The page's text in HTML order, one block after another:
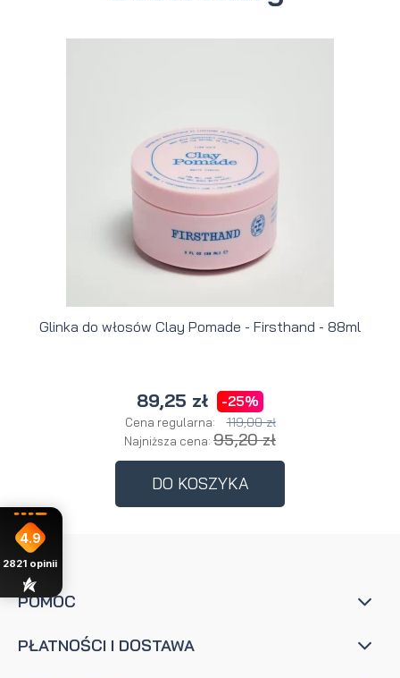
Glinka do włosów Clay Pomade - Firsthand - 88ml
89,25 zł -25%
Cena regularna: 119,00 zł
Najniższa cena: 95,20 zł
DO KOSZYKA
POMOC
PŁATNOŚCI I DOSTAWA
4.9
2821 opinii